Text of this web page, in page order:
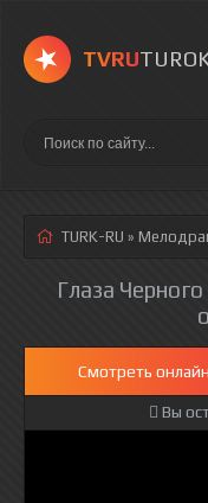
TVRU
TURK-RU »
Глаза
Смотреть онлайн
Вы